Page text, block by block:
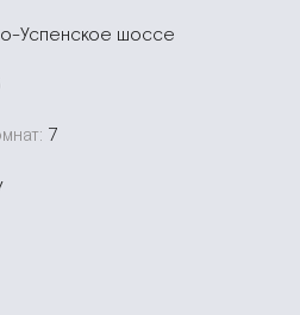
Успенское шоссе
7